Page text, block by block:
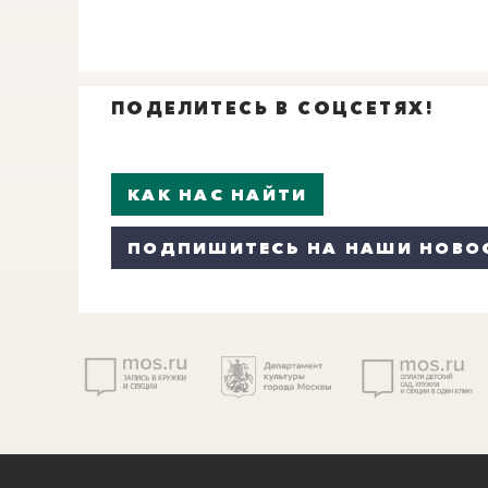
ПОДЕЛИТЕСЬ В СОЦСЕТЯХ!
КАК НАС НАЙТИ
ПОДПИШИТЕСЬ НА НАШИ